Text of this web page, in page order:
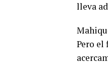
lleva
Pero el